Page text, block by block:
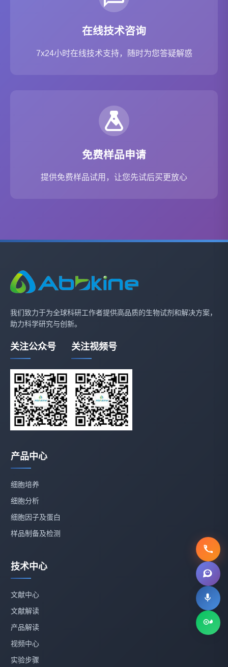
在线技术咨询
7x24小时在线技术支持，随时为您答疑解惑
免费样品申请
提供免费样品试用，让您先试后买更放心
我们致力于为全球科研工作者提供高品质的生物试剂和解决方案，
助力科学研究与创新。
关注公众号 关注视频号
产品中心
细胞培养
细胞分析
细胞因子及蛋白
样品制备及检测
技术中心
文献中心
文献解读
产品解读
视频中心
实验步骤